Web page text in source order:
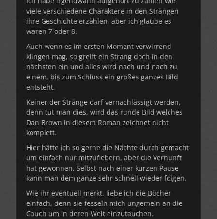
viele verschiedene Charaktere in den Strängen
ihre Geschichte erzählen, aber ich glaube es
waren 7 oder 8.
Auch wenn es im ersten Moment verwirrend
klingen mag, so greift ein Strang doch in den
nächsten ein und alles wird nach und nach zu
einem, bis zum Schluss ein großes ganzes Bild
entsteht.
Keiner der Stränge darf vernachlässigt werden,
denn tut man dies, wird das runde Bild welches
Dan Brown in diesem Roman zeichnet nicht
komplett.
Hier hätte ich so gerne die Nächte durch gemacht
um einfach nur mitzufiebern, aber die Vernunft
hat gewonnen. Selbst nach einer kurzen Pause
kann man dem ganze sehr schnell wieder folgen.
Wie ihr eventuell merkt, liebe ich die Bücher
einfach, denn sie fesseln mich ungemein an die
Couch um in deren Welt einzutauchen.